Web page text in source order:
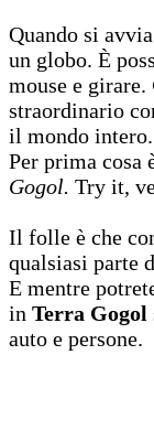
Quando si
un globo. È
mouse e girare.
straordinario
il mondo intero.
Per prima cosa
Gogol. Try it,
Il folle è che
qualsiasi parte
E mentre
inTerra Gogol
auto e persone.